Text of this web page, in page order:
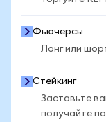
Фьючерсы
Лонг или
Стейкинг
Заставьте
получайте